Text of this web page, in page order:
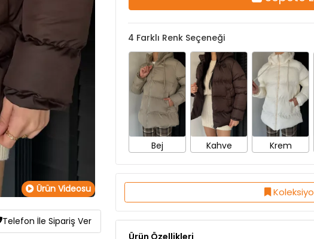
Ürün Videosu
Telefon İle Sipariş Ver
4Farklı Renk Seçeneği
Bej Kahve Krem
Ürün Özellikleri